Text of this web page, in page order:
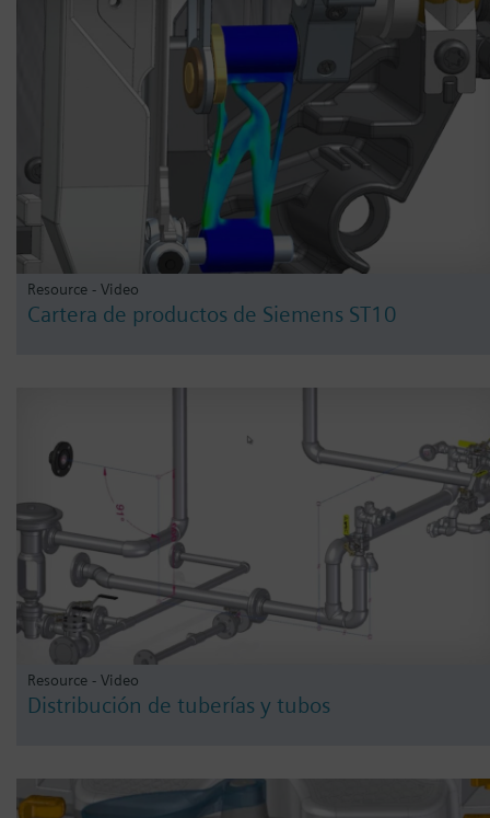
Resource - Video
Cartera de productos de Siemens ST10
Resource - Video
Distribución de tuberías y tubos